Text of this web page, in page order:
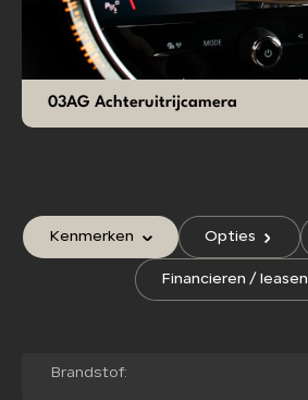
03AG Achteruitrijcamera
Kenmerken Opties
Financieren / leasen
Brandstof: